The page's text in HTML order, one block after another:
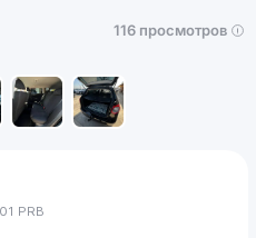
116 просмотров
PRB